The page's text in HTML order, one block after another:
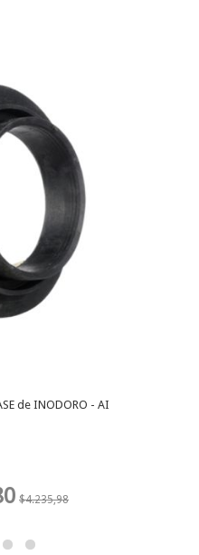
de INODORO - AI
$4.235,98